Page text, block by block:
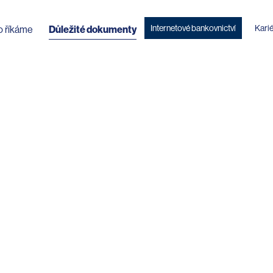
říkáme Důležité dokumenty Internetové bankovnictví